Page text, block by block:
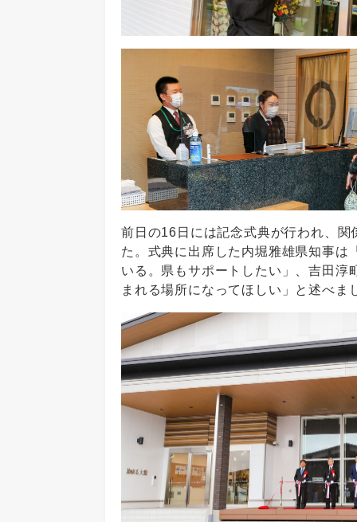
前日の16日には記念式典が行われ、
た。式典に出席した内堀雅雄県知事は
いる。県もサポートしたい」、吉田淳
まれる場所になってほしい」と述べま